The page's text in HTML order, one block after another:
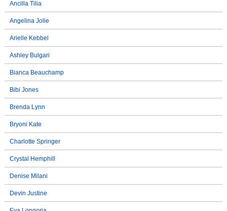
Ancilla Tilia
Angelina Jolie
Arielle Kebbel
Ashley Bulgari
Bianca Beauchamp
Bibi Jones
Brenda Lynn
Bryoni Kate
Charlotte Springer
Crystal Hemphill
Denise Milani
Devin Justine